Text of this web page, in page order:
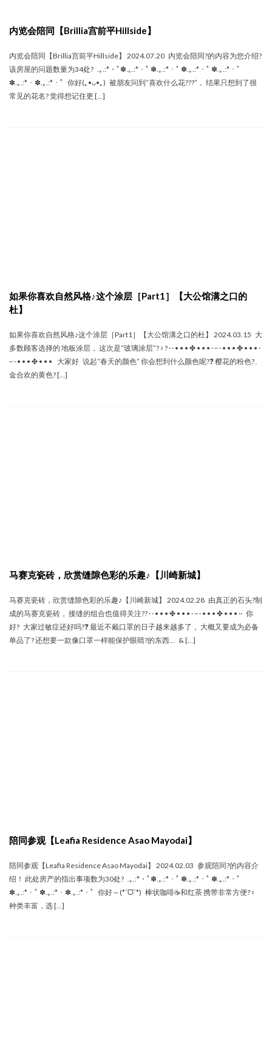
内览会陪同【Brillia宫前平Hillside】
内览会陪同【Brillia宫前平Hillside】 2024.07.20 内览会陪同?的内容为您介绍?
该房屋的问题数量为34处? .｡.:*・ﾟ✽.｡.:*・ﾟ ✽.｡.:*・ﾟ ✽.｡.:*・ﾟ ✽.｡.:*・ﾟ
✽.｡.:*・✽.｡.:*・ﾟ 你好(｡•ᴗ•｡) 被朋友问到“喜欢什么花???”， 结果只想到了很
常见的花名? 觉得想记住更 […]
如果你喜欢自然风格♪这个涂层［Part1］【大公馆溝之口的
杜】
如果你喜欢自然风格♪这个涂层［Part1］【大公馆溝之口的杜】 2024.03.15 大
多数顾客选择的 地板涂层， 这次是“玻璃涂层”?‍♀️? · · • • • ✤ • • • · ·· · • • • ✤ • • • ·
·· · • • • ✤ • • • 大家好 说起“春天的颜色” 你会想到什么颜色呢?❓ 樱花的粉色?、
金合欢的黄色? […]
马赛克瓷砖，欣赏缝隙色彩的乐趣♪【川崎新城】
马赛克瓷砖，欣赏缝隙色彩的乐趣♪【川崎新城】 2024.02.28 由真正的石头?制
成的马赛克瓷砖， 接缝的组合也值得关注?? · · • • • ✤ • • • · ·· · • • • ✤ • • • ·· 你
好? 大家过敏症还好吗?❓ 最近不戴口罩的日子越来越多了， 大概又要成为必备
单品了? 还想要一款像口罩一样能保护眼睛?的东西… & […]
陪同参观【Leafia Residence Asao Mayodai】
陪同参观【Leafia Residence Asao Mayodai】 2024.02.03 参观陪同‍?的内容介
绍！ 此处房产的指出事项数为30处? .｡.:*・ﾟ✽.｡.:*・ﾟ ✽.｡.:*・ﾟ ✽.｡.:*・ﾟ
✽.｡.:*・ﾟ ✽.｡.:*・✽.｡.:*・ﾟ 你好～(*ˊᗜˋ*) 棒状咖啡☕和红茶 携带非常方便?‍♀️
种类丰富，选 […]